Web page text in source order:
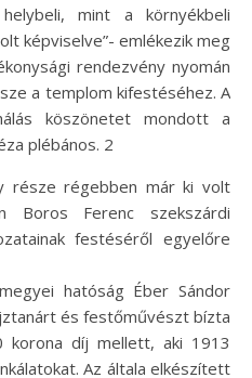
mint a környékbeli
képviselve”- emlékezik meg
rendezvény nyomán
a templom kifestéséhez. A
köszönetet mondott a
plébános. 2
része régebben már ki volt
Boros Ferenc szekszárdi
festéséről egyelőre
hatóság Éber Sándor
és festőművészt bízta
korona díj mellett, aki 1913
Az általa elkészített